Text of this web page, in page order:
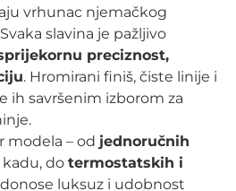
vrhunac njemačkog
slavina je pažljivo
preciznost,
. Hromirani finiš, čiste linije i
ih savršenim izborom za
modela – od jednoručnih
do termostatskih i
luksuz i udobnost